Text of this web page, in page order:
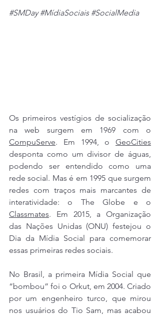
#SMDay #MídiaSociais #SocialMedia
Os primeiros vestígios de socialização
CompuServe. Em 1994, o GeoCities
desponta como um divisor de águas,
podendo ser entendido como uma
rede social. Mas é em 1995 que surgem
redes com traços mais marcantes de
Classmates. Em 2015, a Organização
das Nações Unidas (ONU) festejou o
Dia da Mídia Social para comemorar
essas primeiras redes sociais.
No Brasil, a primeira Mídia Social que
“bombou” foi o Orkut, em 2004. Criado
por um engenheiro turco, que mirou
nos usuários do Tio Sam, mas acabou